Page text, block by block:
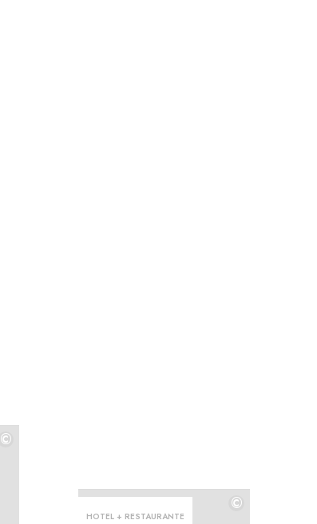
©
HOTEL + RESTAURANTE
©